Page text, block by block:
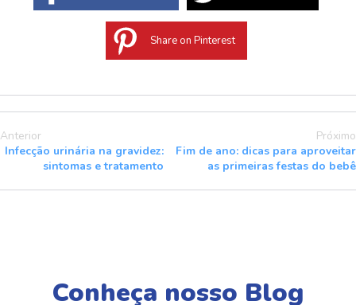
Share on Pinterest
Anterior
Infecção urinária na gravidez:
sintomas e tratamento
Próximo
Fim de ano: dicas para aproveitar
as primeiras festas do bebê
Conheça nosso Blog